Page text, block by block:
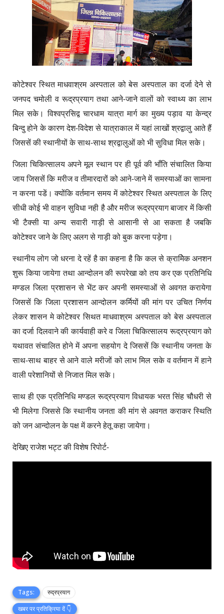
कोटेश्वर स्थित माधवाश्रम अस्पताल को बेस अस्पताल का दर्जा देने से
जनपद चमोली व रूद्रप्रयाग तथा आने-जाने वालों को स्वाथ्य का लाभ
मिल सके। विश्वप्रसिद्व चारधाम यात्रा मार्ग का मुख्य पड़ाव या केन्द्र
बिन्दु होने के कारण देश-विदेश से यात्राकाल में यहां लाखों श्रद्वालु आते हैं
जिससें की स्थानीयों के साथ-साथ श्रद्वालुओं को भी सुविधा मिल सके।
जिला चिकित्सालय अपने मूल स्थान पर ही पूर्व की भाँति संचालित किया
जाय जिससें कि मरीज व तीमारदारों को आने-जाने में समस्याओं का सामना
न करना पडें। क्योंकि वर्तमान समय में कोटेश्वर स्थित अस्पताल के लिए
सीधी कोई भी वाहन सुविधा नही है और मरीज रूद्रप्रयाग बाजार में किसी
भी टैक्सी या अन्य सवारी गाड़ी से आसानी से आ सकता है जबकि
कोटेश्वर जाने के लिए अलग से गाड़ी को बुक करना पड़ेगा।
स्थानीय लोग जो धरना दे रहें है का कहना है कि कल से क्रामिेक अनशन
शुरू किया जायेगा तथा आन्दोलन की रूपरेखा को तय कर एक प्रतिनिधि
मण्डल जिला प्रशासन से भेंट कर अपनी समस्याओं से अवगत करायेगा
जिससें कि जिला प्रशासन आन्दोलन कर्मियों की मांग पर उचित निर्णय
लेकर शासन मे कोटेश्वर सिथत माधवाश्रम अस्पताल को बेस अस्पताल
का दर्जा दिलवाने की कार्यवाही करे व जिला चिकित्सालय रूद्रप्रयाग को
यथावत संचालित होने में अपना सहयोग दे जिससें कि स्थानीय जनता के
साथ-साथ बाहर से आने वाले मरीजों को लाभ मिल सके व वर्तमान में हाने
वाली परेशानियों से निजात मिल सके।
साथ ही एक प्रतिनिधि मण्डल रूद्रप्रयाग विधायक भरत सिंह चौधरी से
भी मिलेगा जिससे कि स्थानीय जनता की मांग से अवगत कराकर स्थिति
को जन आन्दोलन के पक्ष में करने हेतू कहा जायेगा।
देखिए राजेश भट्ट की विशेष रिपोर्ट-
Tags:
रुद्रप्रयाग
खबर पर प्रतिक्रिया दें 👇